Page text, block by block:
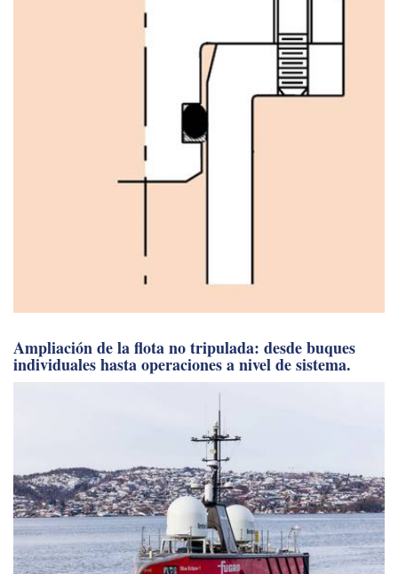
Ampliación de la flota no tripulada: desde buques
individuales hasta operaciones a nivel de sistema.